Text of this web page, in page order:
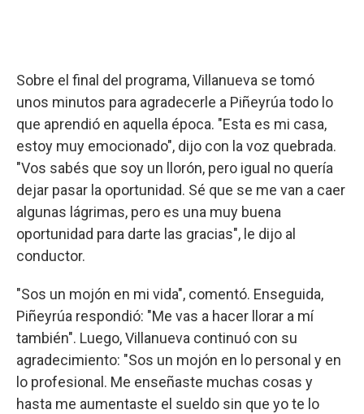
Sobre el final del programa, Villanueva se tomó
unos minutos para agradecerle a Piñeyrúa todo lo
que aprendió en aquella época. "Esta es mi casa,
estoy muy emocionado", dijo con la voz quebrada.
"Vos sabés que soy un llorón, pero igual no quería
dejar pasar la oportunidad. Sé que se me van a caer
algunas lágrimas, pero es una muy buena
oportunidad para darte las gracias", le dijo al
conductor.
"Sos un mojón en mi vida", comentó. Enseguida,
Piñeyrúa respondió: "Me vas a hacer llorar a mí
también". Luego, Villanueva continuó con su
agradecimiento: "Sos un mojón en lo personal y en
lo profesional. Me enseñaste muchas cosas y
hasta me aumentaste el sueldo sin que yo te lo